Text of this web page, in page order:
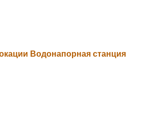
Водонапорная станция